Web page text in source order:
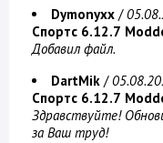
Dymonyxx /
Спортс 6.12.7
Добавил файл.
DartMik /
Спортс 6.12.7
Здравствуйте!
за Ваш труд!